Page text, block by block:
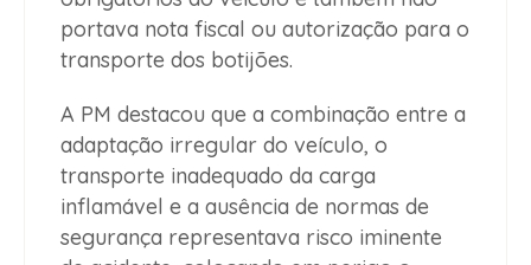
portava nota fiscal ou autorização para o
transporte dos botijões.
A PM destacou que a combinação entre a
adaptação irregular do veículo, o
transporte inadequado da carga
inflamável e a ausência de normas de
segurança representava risco iminente